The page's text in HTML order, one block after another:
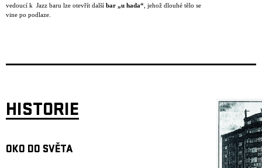
vedoucí k Jazz baru lze otevřít další bar „u hada“ , jehož dlouhé tělo se
vine po podlaze.
HISTORIE
OKO DO SVĚTA